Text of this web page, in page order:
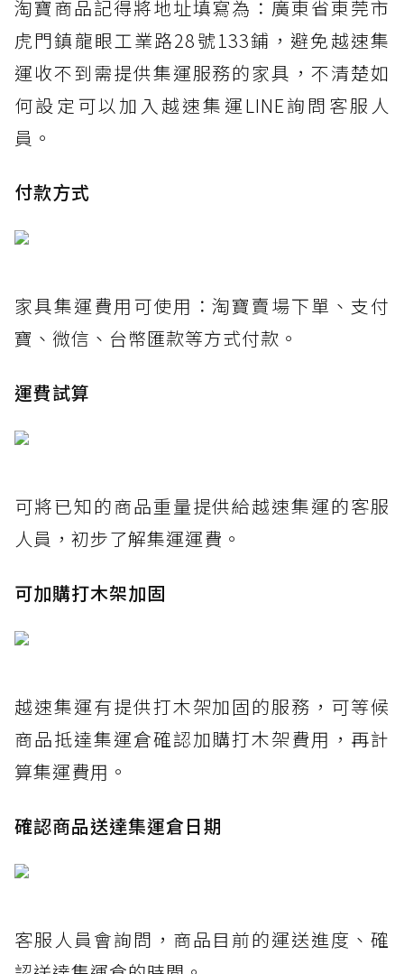
淘寶商品記得將地址填寫為：廣東省東莞市
虎門鎮龍眼工業路28號133鋪，避免越速集
運收不到需提供集運服務的家具，不清楚如
何設定可以加入越速集運LINE詢問客服人
員。
付款方式
家具集運費用可使用：淘寶賣場下單、支付
寶、微信、台幣匯款等方式付款。
運費試算
可將已知的商品重量提供給越速集運的客服
人員，初步了解集運運費。
可加購打木架加固
越速集運有提供打木架加固的服務，可等候
商品抵達集運倉確認加購打木架費用，再計
算集運費用。
確認商品送達集運倉日期
客服人員會詢問，商品目前的運送進度、確